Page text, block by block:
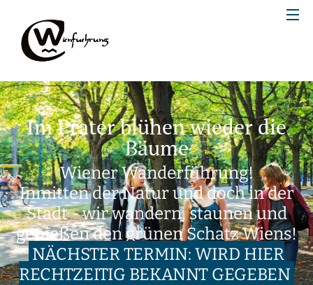
Im Prater blühen wieder die
Bäume
Wiener Wanderführung!
Inmitten der Natur und doch in der
Stadt - wir wandern, staunen und
genießen den grünen Schatz Wiens!
NÄCHSTER TERMIN: WIRD HIER
RECHTZEITIG BEKANNT GEGEBEN